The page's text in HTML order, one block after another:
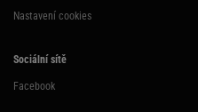
Nastavení cookies
Sociální sítě
Facebook